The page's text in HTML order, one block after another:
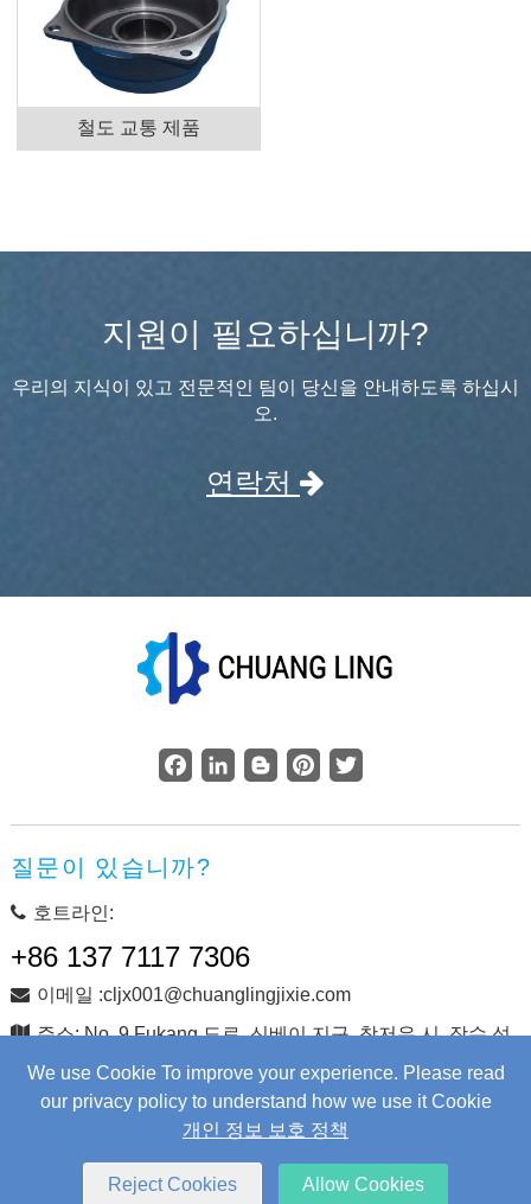
We use Cookie To improve your experience. Please read
our privacy policy to understand how we use it Cookie
개인 정보 보호 정책
Reject Cookies Allow Cookies
철도 교통 제품
지원이 필요하십니까?
우리의 지식이 있고 전문적인 팀이 당신을 안내하도록 하십시
오.
연락처
Facebook
LinkedInBloggerPinterestTwitter
질문이 있습니까?
호트라인:
+86 137 7117 7306
이메일 :cljx001@chuanglingjixie.com
주소: No. 9 Fukang 도로, 신베이 지구, 창저우 시, 장수 성,
중국
유.
Web Developmentby Wangke
사이트지도